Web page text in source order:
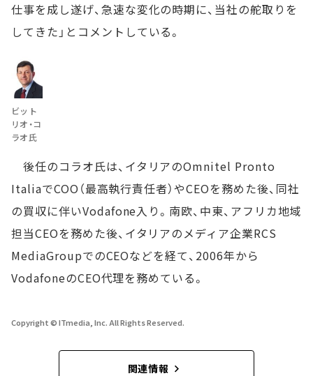
仕事を成し遂げ、急速な変化の時期に、当社の舵取りを
してきた」とコメントしている。
ビット
リオ・コ
ラオ氏
後任のコラオ氏は、イタリアのOmnitel Pronto
ItaliaでCOO（最高執行責任者）やCEOを務めた後、同社
の買収に伴いVodafone入り。南欧、中東、アフリカ地域
担当CEOを務めた後、イタリアのメディア企業RCS
MediaGroupでのCEOなどを経て、2006年から
VodafoneのCEO代理を務めている。
Copyright © ITmedia, Inc. All Rights Reserved.
関連情報